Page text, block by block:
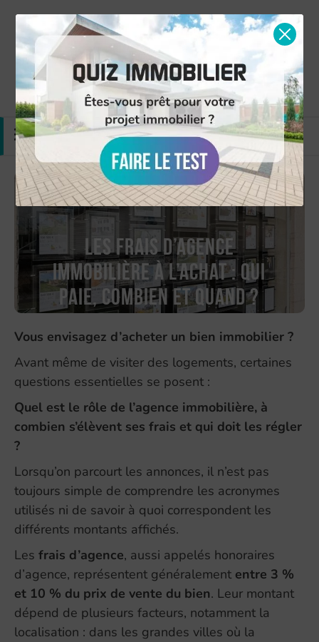
Simulation gratuite Nous contacter
MENU
Les frais d’agence
immobilière à l’achat : qui
paie, combien et quand ?
Vous envisagez d’acheter un bien immobilier ?
Avant même de visiter des logements, certaines
questions essentielles se posent :
Quel est le rôle de l’agence immobilière, à
combien s’élèvent ses frais et qui doit les régler
?
Lorsqu’on parcourt les annonces, il n’est pas
toujours simple de comprendre les acronymes
utilisés ni de savoir à quoi correspondent les
différents montants affichés.
Les frais d’agence, aussi appelés honoraires
d’agence, représentent généralement entre 3 %
et 10 % du prix de vente du bien. Leur montant
dépend de plusieurs facteurs, notamment la
localisation : dans les grandes villes où la